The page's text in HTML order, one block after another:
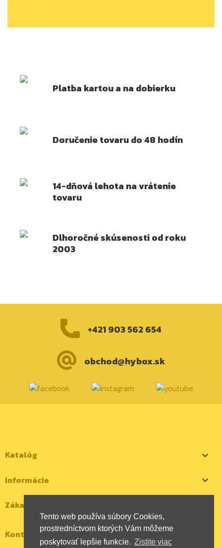
Tento web používa súbory Cookies,
prostredníctvom ktorých Vám môžeme
poskytovať lepšie funkcie. Zistite viac
Platba kartou a na dobierku
Doručenie tovaru do 48 hodín
14-dňová lehota na vrátenie
tovaru
Dlhoročné skúsenosti od roku
2003
+421 903 562 654
obchod@hybox.sk
Katalóg 
Informácie 
Zákaznícky účet
Kontaktujte nás